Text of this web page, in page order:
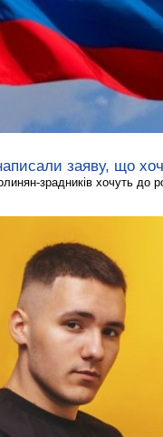
заяву, що
зрадників хочуть до